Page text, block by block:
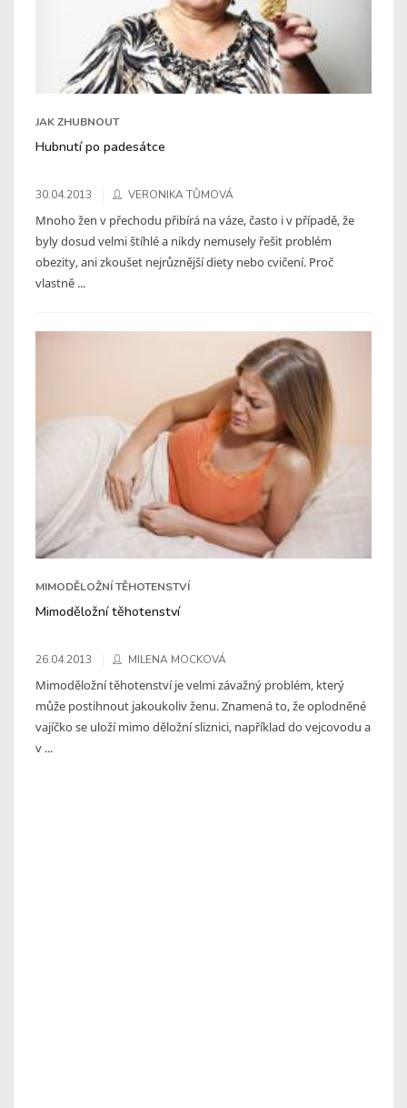
JAK ZHUBNOUT
Hubnutí po padesátce
30.04.2013 VERONIKA TŮMOVÁ
Mnoho žen v přechodu přibírá na váze, často i v případě, že
byly dosud velmi štíhlé a nikdy nemusely řešit problém
obezity, ani zkoušet nejrůznější diety nebo cvičení. Proč
vlastně ...
MIMODĚLOŽNÍ TĚHOTENSTVÍ
Mimoděložní těhotenství
26.04.2013 MILENA MOCKOVÁ
Mimoděložní těhotenství je velmi závažný problém, který
může postihnout jakoukoliv ženu. Znamená to, že oplodněné
vajíčko se uloží mimo děložní sliznici, například do vejcovodu a
v ...